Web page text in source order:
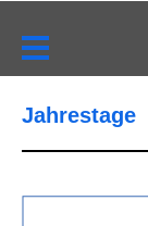
Jahrestage